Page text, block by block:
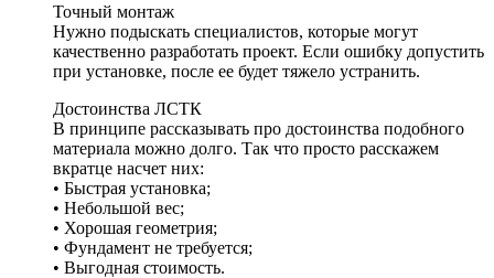
Точный монтаж
Нужно подыскать специалистов, которые могут
качественно разработать проект. Если ошибку допустить
при установке, после ее будет тяжело устранить.
Достоинства ЛСТК
В принципе рассказывать про достоинства подобного
материала можно долго. Так что просто расскажем
вкратце насчет них:
• Быстрая установка;
• Небольшой вес;
• Хорошая геометрия;
• Фундамент не требуется;
• Выгодная стоимость.